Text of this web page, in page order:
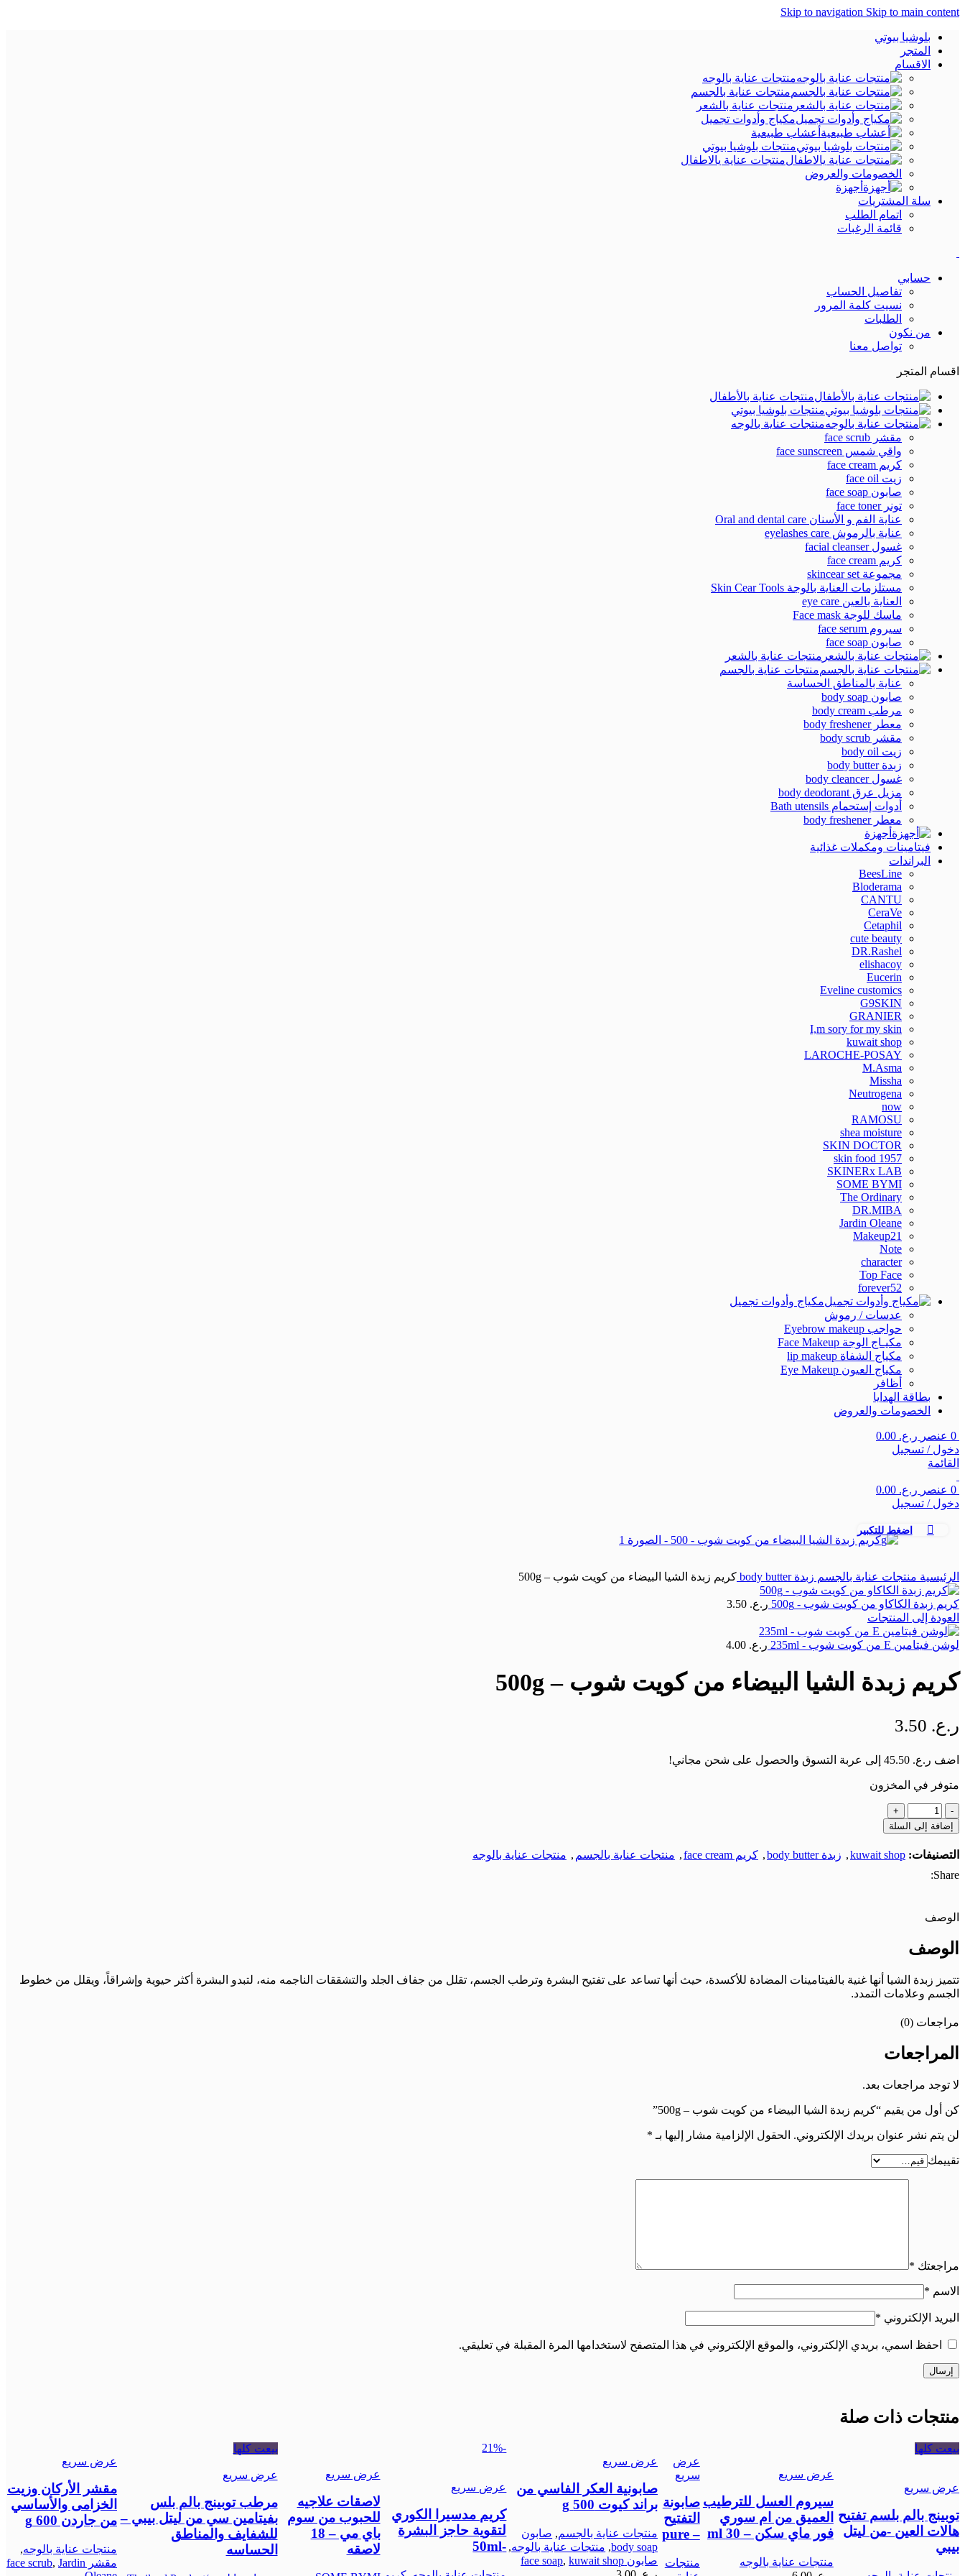
Skip to navigation Skip to main content
بلوشيا بيوتي
المتجر
الاقسام
منتجات عناية بالوجه
منتجات عناية بالجسم
منتجات عناية بالشعر
مكياج وأدوات تجميل
أعشاب طبيعية
منتجات بلوشيا بيوتي
منتجات عناية يالاطفال
الخصومات والعروض
أجهزة
سلة المشتريات
اتمام الطلب
قائمة الرغبات
حسابي
تفاصيل الحساب
نسيت كلمة المرور
الطلبات
من نكون
تواصل معنا
اقسام المتجر
منتجات عناية بالأطفال
منتجات بلوشيا بيوتي
منتجات عناية بالوجه
مقشر face scrub
واقي شمس face sunscreen
كريم face cream
زيت face oil
صابون face soap
تونر face toner
عناية الفم و الأسنان Oral and dental care
عناية بالرموش eyelashes care
غسول facial cleanser
كريم face cream
مجموعة skincear set
مستلزمات العناية بالوجة Skin Cear Tools
العناية بالعين eye care
ماسك للوجة Face mask
سيروم face serum
صابون face soap
منتجات عناية بالشعر
منتجات عناية بالجسم
عناية بالمناطق الحساسة
صابون body soap
مرطب body cream
معطر body freshener
مقشر body scrub
زيت body oil
زبدة body butter
غسول body cleancer
مزيل عرق body deodorant
أدوات إستحمام Bath utensils
معطر body freshener
أجهزة
فيتامينات ومكملات غذائية
البراندات
BeesLine
Bloderama
CANTU
CeraVe
Cetaphil
cute beauty
DR.Rashel
elishacoy
Eucerin
Eveline customics
G9SKIN
GRANIER
I,m sory for my skin
kuwait shop
LAROCHE-POSAY
M.Asma
Missha
Neutrogena
now
RAMOSU
shea moisture
SKIN DOCTOR
skin food 1957
SKINERx LAB
SOME BYMI
The Ordinary
DR.MIBA
Jardin Oleane
Makeup21
Note
character
Top Face
forever52
مكياج وأدوات تجميل
عدسات / رموش
حواجب Eyebrow makeup
مكيـاج الوجة Face Makeup
مكياج الشفاة lip makeup
مكياج العيون Eye Makeup
أظافر
بطاقة الهدايا
الخصومات والعروض
0 عنصر ر.ع.
دخول / تسجيل
القائمة
0 عنصر ر.ع.
دخول / تسجيل
اضغط للتكبير
الرئيسية منتجات عناية بالجسم زبدة body butter كريم زبدة الشيا البيضاء من كويت شوب – 500g
كريم زبدة الكاكاو من كويت شوب - 500g ر.ع.
العودة إلى المنتجات
لوشن فيتامين E من كويت شوب - 235ml ر.ع.
كريم زبدة الشيا البيضاء من كويت شوب – 500g
ر.ع.
اضف ر.ع. إلى عربة التسوق والحصول على شحن مجاني!
متوفر في المخزون
إضافة إلى السلة
التصنيفات: kuwait shop
, زبدة body butter , كريم face cream , منتجات عناية بالجسم , منتجات عناية بالوجه
Share:
الوصف
الوصف
تتميز زبدة الشيا أنها غنية بالفيتامينات المضادة للأكسدة، حيث أنها تساعد على تفتيح البشرة وترطب الجسم، تقلل من جفاف الجلد والتشققات الناجمه منه، لتبدو البشرة أكثر حيوية وإشراقاً، ويقلل من خطوط
الجسم وعلامات التمدد.
مراجعات (0)
المراجعات
لا توجد مراجعات بعد.
كن أول من يقيم “كريم زبدة الشيا البيضاء من كويت شوب – 500g”
لن يتم نشر عنوان بريدك الإلكتروني. الحقول الإلزامية مشار إليها بـ *
تقييمك
مراجعتك *
الاسم *
البريد الإلكتروني *
احفظ اسمي، بريدي الإلكتروني، والموقع الإلكتروني في هذا المتصفح لاستخدامها المرة المقبلة في تعليقي.
منتجات ذات صلة
بيعت كلها
عرض سريع
توبينج بالم بلسم تفتيح
هالات العين -من ليتل
بيبي
عرض سريع
سيروم العسل للترطيب
العميق من ام سوري
فور ماي سكن – 30 ml
منتجات عناية بالوجه
عرض
سريع
صابونة
التفتيح
– pure
منتجات
عرض سريع
صابونية العكر الفاسي من
براند كيوت 500 g
منتجات عناية بالجسم, صابون
body soap
, منتجات عناية بالوجه,
صابون face soap
,kuwait shop
-21%
عرض سريع
كريم مدسيرا الكوري
لتقوية حاجز البشرة
-50ml
عرض سريع
لاصقات علاجيه
للحبوب من سوم
باي مي – 18
لاصقه
بيعت كلها
عرض سريع
مرطب توبينج بالم بلس
بفيتامين سي من ليتل بيبي –
للشفايف والمناطق
الحساسه
عرض سريع
مقشر الأركان وزيت
الخزامى والأساسي
من جاردن 600 g
منتجات عناية بالوجه,
مقشر face scrub
,Jardin